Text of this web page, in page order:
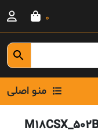
0
منو اصلی